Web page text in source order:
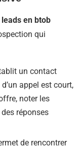
en btob
qui
un contact
appel est court,
noter les
réponses
de rencontrer